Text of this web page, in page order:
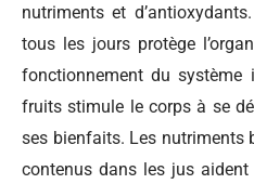
nutriments et
tous les jours protège
fonctionnement du système
fruits stimule le corps à se
ses bienfaits. Les nutriments
contenus dans les jus